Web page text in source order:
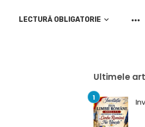
LECTURĂ OBLIGATORIE
Ultimele